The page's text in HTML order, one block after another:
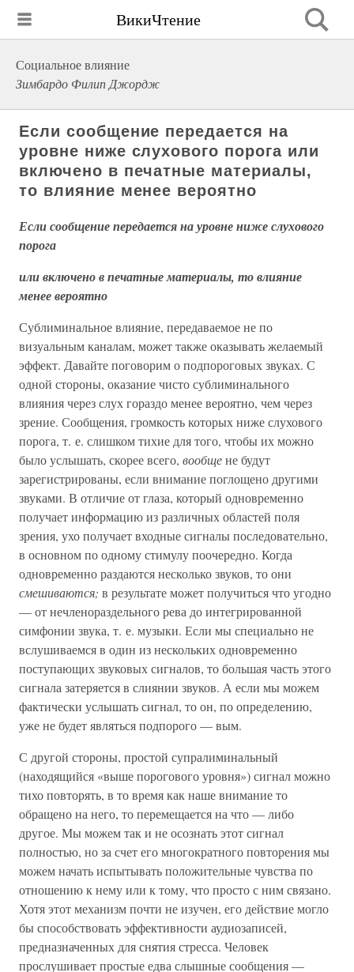
ВикиЧтение
Социальное влияние
Зимбардо Филип Джордж
Если сообщение передается на
уровне ниже слухового порога или
включено в печатные материалы,
то влияние менее вероятно
Если сообщение передается на уровне ниже слухового
порога
или включено в печатные материалы, то влияние
менее вероятно
Сублиминальное влияние, передаваемое не по
визуальным каналам, может также оказывать желаемый
эффект. Давайте поговорим о подпороговых звуках. С
одной стороны, оказание чисто сублиминального
влияния через слух гораздо менее вероятно, чем через
зрение. Сообщения, громкость которых ниже слухового
порога, т. е. слишком тихие для того, чтобы их можно
было услышать, скорее всего, вообщене будут
зарегистрированы, если внимание поглощено другими
звуками. В отличие от глаза, который одновременно
получает информацию из различных областей поля
зрения, ухо получает входные сигналы последовательно,
в основном по одному стимулу поочередно. Когда
одновременно раздаются несколько звуков, то они
смешиваются; в результате может получиться что угодно
— от нечленораздельного рева до интегрированной
симфонии звука, т. е. музыки. Если мы специально не
вслушиваемся в один из нескольких одновременно
поступающих звуковых сигналов, то большая часть этого
сигнала затеряется в слиянии звуков. А если мы можем
фактически услышать сигнал, то он, по определению,
уже не будет являться подпорого — вым.
С другой стороны, простой супралиминальный
(находящийся «выше порогового уровня») сигнал можно
тихо повторять, в то время как наше внимание то
обращено на него, то перемещается на что — либо
другое. Мы можем так и не осознать этот сигнал
полностью, но за счет его многократного повторения мы
можем начать испытывать положительные чувства по
отношению к нему или к тому, что просто с ним связано.
Хотя этот механизм почти не изучен, его действие могло
бы способствовать эффективности аудиозаписей,
предназначенных для снятия стресса. Человек
прослушивает простые едва слышные сообщения —